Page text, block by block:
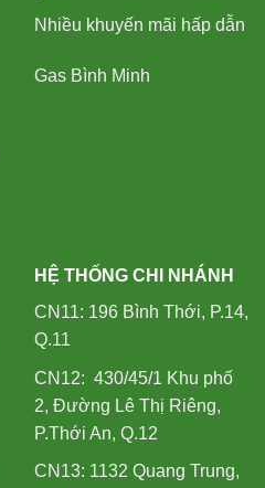
Nhiều khuyến mãi hấp dẫn
Gas Bình Minh
HỆ THỐNG CHI NHÁNH
CN11: 196 Bình Thới, P.14,
Q.11
CN12: 430/45/1 Khu phố
2, Đường Lê Thị Riêng,
P.Thới An, Q.12
CN13: 1132 Quang Trung,